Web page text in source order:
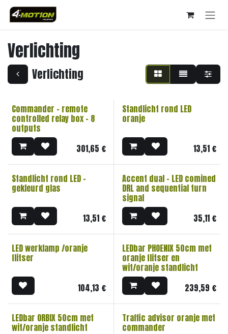
Overslaan naar inhoud
Verlichting
Verlichting
Commander - remote
controlled relay box - 8
outputs
301,65 €
Standlicht rond LED
oranje
13,51€
Standlicht rond LED -
gekleurd glas
13,51€
Accent dual - LED comined
DRL and sequential turn
signal
35,11€
LED werklamp /oranje
flitser
104,13 €
LEDbar PHOENIX 50cm met
oranje flitser en
wit/oranje standlicht
239,59 €
LEDbar ORBIX 50cm met
wit/oranje standlicht
Traffic advisor oranje met
commander